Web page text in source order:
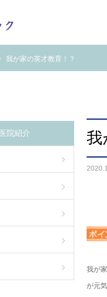
我が家の英才教育！？
我
我が
が元
院紹介